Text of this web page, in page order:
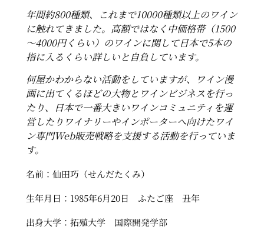
年間約800種類、これまで10000種類以上のワイン
に触れてきました。高額ではなく中価格帯（1500
～4000円くらい）のワインに関して日本で5本の
指に入るくらい詳しいと自負しています。
何屋かわからない活動をしていますが、ワイン漫
画に出てくるほどの大物とワインビジネスを行っ
たり、日本で一番大きいワインコミュニティを運
営したりワイナリーやインポーターへ向けたワイ
ン専門Web販売戦略を支援する活動を行っていま
す。
名前：仙田巧（せんだたくみ）
生年月日：1985年6月20日 ふたご座 丑年
出身大学：拓殖大学 国際開発学部